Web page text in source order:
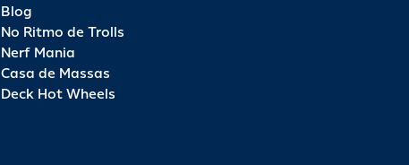
Blog
No Ritmo de Trolls
Nerf Mania
Casa de Massas
Deck Hot Wheels